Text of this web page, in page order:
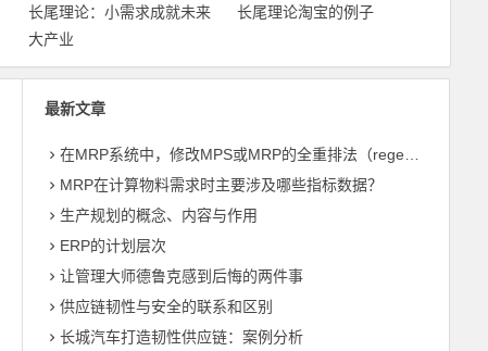
长尾理论：小需求成就未来
大产业
长尾理论淘宝的例子
最新文章
在MRP系统中，修改MPS或MRP的全重排法（regeneration）和净改变法？
MRP在计算物料需求时主要涉及哪些指标数据？
生产规划的概念、内容与作用
ERP的计划层次
让管理大师德鲁克感到后悔的两件事
供应链韧性与安全的联系和区别
长城汽车打造韧性供应链：案例分析